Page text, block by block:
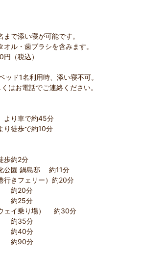
で添い寝が可能です。
ル・歯ブラシを含みます。
（税込）
ド1名利用時、添い寝不可。
はお電話でご連絡ください。
より車で約45分
り徒歩で約10分
約2分
公園 鍋島邸 約11分
行きフェリー）約20分
約20分
約25分
ェイ乗り場） 約30分
約35分
約40分
約90分